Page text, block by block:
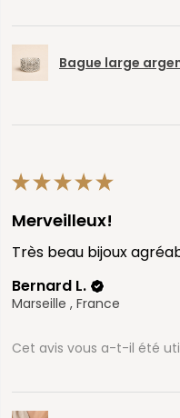
Bague large
★★★★★
Merveilleux!
Très beau bijoux
Bernard L.
Marseille , France
Cet avis vous a-t-il été